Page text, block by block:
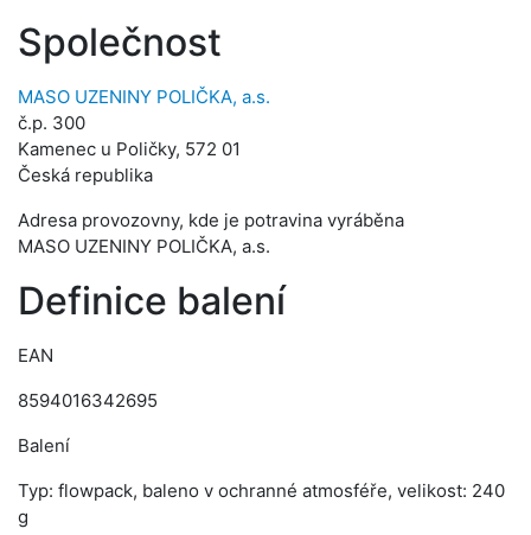
Společnost
MASO UZENINY POLIČKA, a.s.
č.p. 300
Kamenec u Poličky, 572 01
Česká republika
Adresa provozovny, kde je potravina vyráběna
MASO UZENINY POLIČKA, a.s.
Definice balení
EAN
8594016342695
Balení
Typ: flowpack, baleno v ochranné atmosféře, velikost: 240
g